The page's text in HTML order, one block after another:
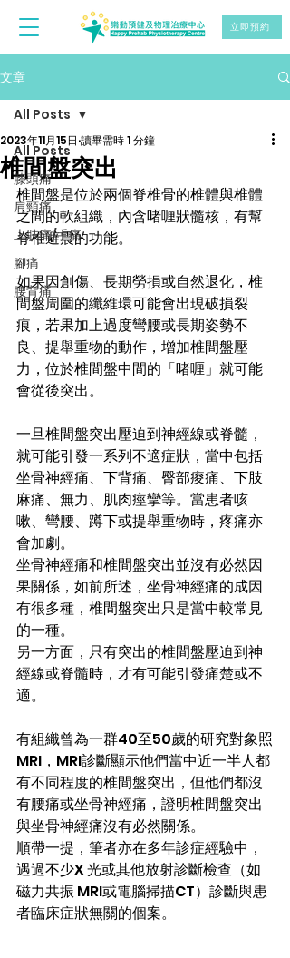
立即預約
文章
All Posts
膝頭痛
肩頸痛
上肢痛/手痛
腳痛
腰背痛
All Posts
椎間盤突出
2023年11月15日 讀畢需時 1 分鐘
椎間盤是位於兩個脊椎骨的椎體與椎體
之間的軟組織，內含啫喱狀髓核，有幫
脊椎避震的功能。
如果因創傷、長期勞損或自然退化，椎
間盤周圍的纖維環可能會出現破損裂
痕，若果加上過度彎腰或長期姿勢不
良、提舉重物的動作，增加椎間盤壓
力，位於椎間盤中間的「啫喱」就可能
會從後突出。
一旦椎間盤突出壓迫到神經線或脊髓，
就可能引發一系列不適症狀，當中包括
坐骨神經痛、下背痛、臀部痠痛、下肢
麻痛、無力、肌肉痙攣等。當患者咳
嗽、彎腰、蹲下或提舉重物時，疼痛亦
會加劇。
坐骨神經痛和椎間盤突出並沒有必然因
果關係，如前所述，坐骨神經痛的成因
有很多種，椎間盤突出只是當中較常見
的一種。
另一方面，只有突出的椎間盤壓迫到神
經線或脊髓時，才有可能引發痛楚或不
適。
有組織曾為一群40至50歲的研究對象照
MRI，MRI診斷顯示他們當中近一半人都
有不同程度的椎間盤突出，但他們都沒
有腰痛或坐骨神經痛，證明椎間盤突出
與坐骨神經痛沒有必然關係。
順帶一提，筆者亦在多年診症經驗中，
遇過不少X 光或其他放射診斷檢查（如
磁力共振 MRI或電腦掃描CT）診斷與患
者臨床症狀無關的個案。